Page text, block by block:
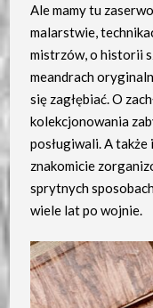
Ale mamy tu
malarstwie,
mistrzów, o historii
meandrach
się zagłębiać. O
kolekcjonowania
posługiwali. A
znakomicie
sprytnych
wiele lat po wojnie.